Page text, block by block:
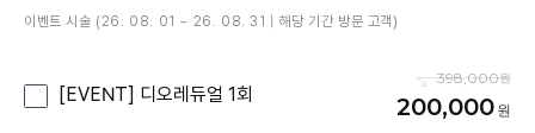
이벤트 시술 (26. 08. 01 ~ 26. 08. 31 | 해당 기간 방문 고객)
[EVENT] 디오레듀얼 1회
398,000
200,000